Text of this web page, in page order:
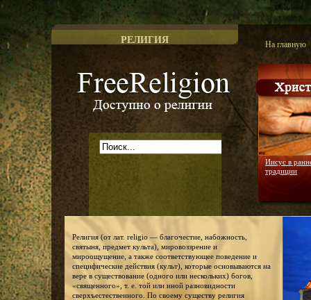
РЕЛИГИЯ На главную
Иисус в
традиции
Религия (от лат. religio — благочестие, набожность,
святыня, предмет культа), мировоззрение и
мироощущение, а также соответствующее поведение и
специфические действия (культ), которые основываются на
вере в существование (одного или нескольких) богов,
«священного», т. е. той или иной разновидности
сверхъестественного. По своему существу религия